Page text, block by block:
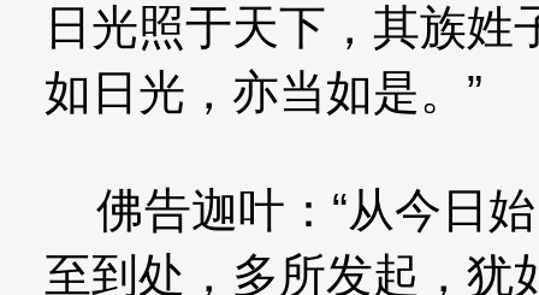
日光照于天下，其族
如日光，亦当如是。”
佛告迦叶：“从今日
至到处，多所发起，犹